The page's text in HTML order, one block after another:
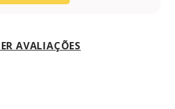
AVALIAÇÕES